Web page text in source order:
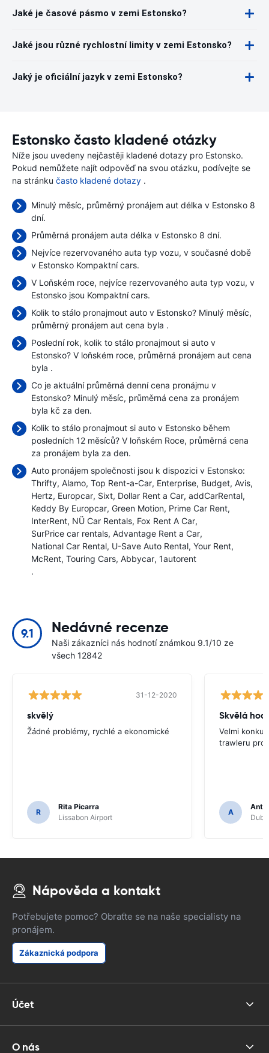
Jaké je časové pásmo v zemi Estonsko?
Jaké jsou různé rychlostní limity v zemi Estonsko?
Jaký je oficiální jazyk v zemi Estonsko?
Estonsko často kladené otázky
Níže jsou uvedeny nejčastěji kladené dotazy pro Estonsko.
Pokud nemůžete najít odpověď na svou otázku, podívejte se
na stránku často kladené dotazy .
Minulý měsíc, průměrný pronájem aut délka v Estonsko 8
dní.
Průměrná pronájem auta délka v Estonsko 8 dní.
Nejvíce rezervovaného auta typ vozu, v současné době
v Estonsko Kompaktní cars.
V Loňském roce, nejvíce rezervovaného auta typ vozu, v
Estonsko jsou Kompaktní cars.
Kolik to stálo pronajmout auto v Estonsko? Minulý měsíc,
průměrný pronájem aut cena byla .
Poslední rok, kolik to stálo pronajmout si auto v
Estonsko? V loňském roce, průměrná pronájem aut cena
byla .
Co je aktuální průměrná denní cena pronájmu v
Estonsko? Minulý měsíc, průměrná cena za pronájem
byla kč za den.
Kolik to stálo pronajmout si auto v Estonsko během
posledních 12 měsíců? V loňském Roce, průměrná cena
za pronájem byla za den.
Auto pronájem společnosti jsou k dispozici v Estonsko:
Thrifty Alamo Top Rent-a-Car Enterprise Budget Avis
Hertz Europcar Sixt Dollar Rent a Car addCarRental
Keddy By Europcar Green Motion Prime Car Rent
InterRent NÜ Car Rentals Fox Rent A Car
SurPrice car rentals Advantage Rent a Car
National Car Rental U-Save Auto Rental Your Rent
McRent Touring Cars Abbycar 1autorent
.
9.1 Nedávné recenze
Naši zákazníci nás hodnotí známkou 9.1/10 ze
všech 12842
31-12-2020
skvělý
Žádné problémy, rychlé a ekonomické
R
Rita Picarra
Lissabon Airport
Skvělá
Velmi
trawleru pro
A
Nápověda a kontakt
Potřebujete pomoc? Obraťte se na naše specialisty na
pronájem.
Zákaznická podpora
Účet
O nás